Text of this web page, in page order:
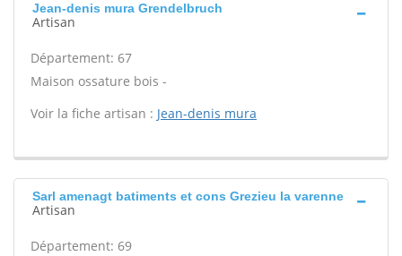
Jean-denis mura Grendelbruch
Artisan
Département: 67
Maison ossature bois -
Voir la fiche artisan : Jean-denis mura
Sarl amenagt batiments et cons Grezieu la varenne
Artisan
Département: 69